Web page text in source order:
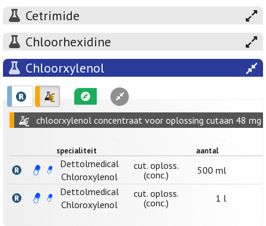
Cetrimide
Chloorhexidine
Chloorxylenol
chloorxylenol concentraat voor oplossing cutaan 48 mg
specialiteit aantal
Dettolmedical
Chloroxylenol
cut. oploss.
(conc.)
500 ml
Dettolmedical
Chloroxylenol
cut. oploss.
(conc.)
1 l